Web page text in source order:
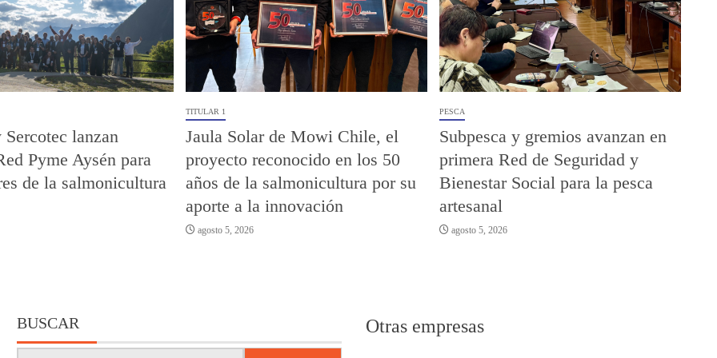
lanzan
Pyme Aysén para
de la salmonicultura
TITULAR 1
Jaula Solar de Mowi Chile, el
proyecto reconocido en los 50
años de la salmonicultura por su
aporte a la innovación
agosto 5, 2026
PESCA
Subpesca y gremios avanzan en
primera Red de Seguridad y
Bienestar Social para la pesca
artesanal
agosto 5, 2026
BUSCAR Otras empresas